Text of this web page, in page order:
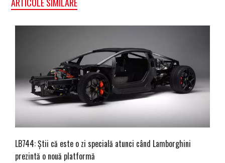
ARTICOLE SIMILARE
LB744: Știi că este o zi specială atunci când Lamborghini
prezintă o nouă platformă